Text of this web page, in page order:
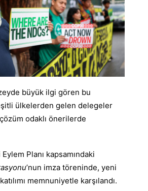
büyük ilgi gören bu
ülkelerden gelen delegeler
çözüm odaklı önerilerde
Planı kapsamındaki
’nun imza töreninde, yeni
memnuniyetle karşılandı.